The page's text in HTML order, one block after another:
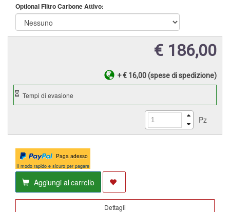
Optional Filtro Carbone Attivo:
€ 186,00
+ € 16,00 (spese di spedizione)
Pz
Paga adesso
Il modo rapido e sicuro per pagare
Aggiungi al carrello
Dettagli